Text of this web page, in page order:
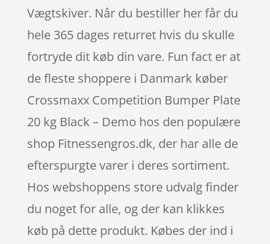
Vægtskiver. Når du bestiller her får du
hele 365 dages returret hvis du skulle
fortryde dit køb din vare. Fun fact er at
de fleste shoppere i Danmark køber
Crossmaxx Competition Bumper Plate
20 kg Black – Demo hos den populære
shop Fitnessengros.dk, der har alle de
efterspurgte varer i deres sortiment.
Hos webshoppens store udvalg finder
du noget for alle, og der kan klikkes
køb på dette produkt. Købes der ind i